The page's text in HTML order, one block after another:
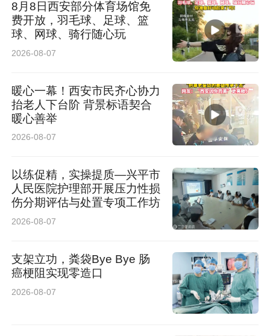
8月8日西安部分体育场馆免
费开放，羽毛球、足球、篮
球、网球、骑行随心玩
2026-08-07
暖心一幕！西安市民齐心协力
抬老人下台阶 背景标语契合
暖心善举
2026-08-07
以练促精，实操提质—兴平市
人民医院护理部开展压力性损
伤分期评估与处置专项工作坊
2026-08-07
支架立功，粪袋Bye Bye 肠
癌梗阻实现零造口
2026-08-07